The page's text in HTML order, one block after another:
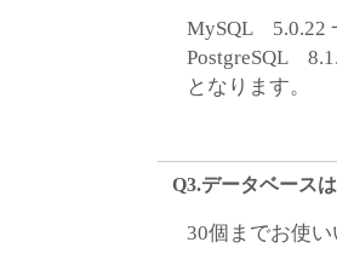
MySQL 5.0.22
PostgreSQL
となります。
Q3.データベース
30個までお使